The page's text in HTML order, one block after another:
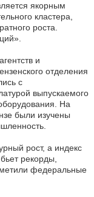
якорным
кластера,
роста.
и
отделения
с
выпускаемого
На
были изучены
рост, а индекс
рекорды,
федеральные